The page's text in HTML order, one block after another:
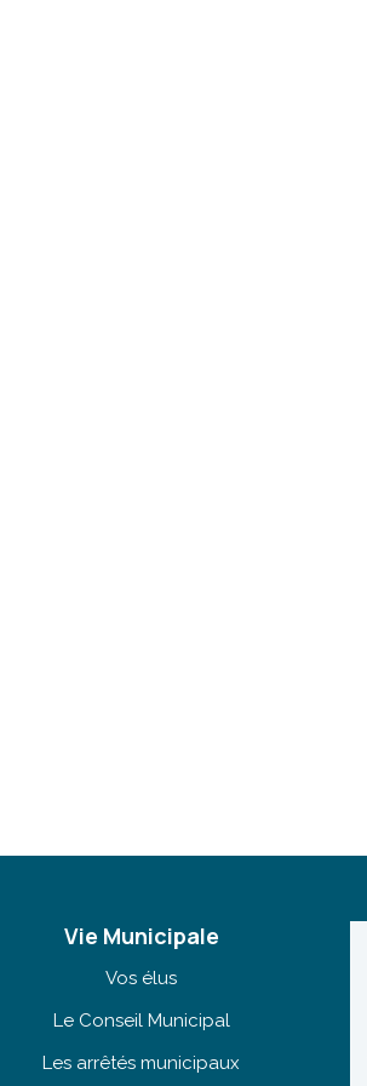
Vie Municipale
Vos élus
Le Conseil Municipal
Les arrêtés municipaux